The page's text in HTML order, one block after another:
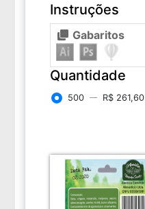
Instruções
Gabaritos
Quantidade
500 R$ 261,60